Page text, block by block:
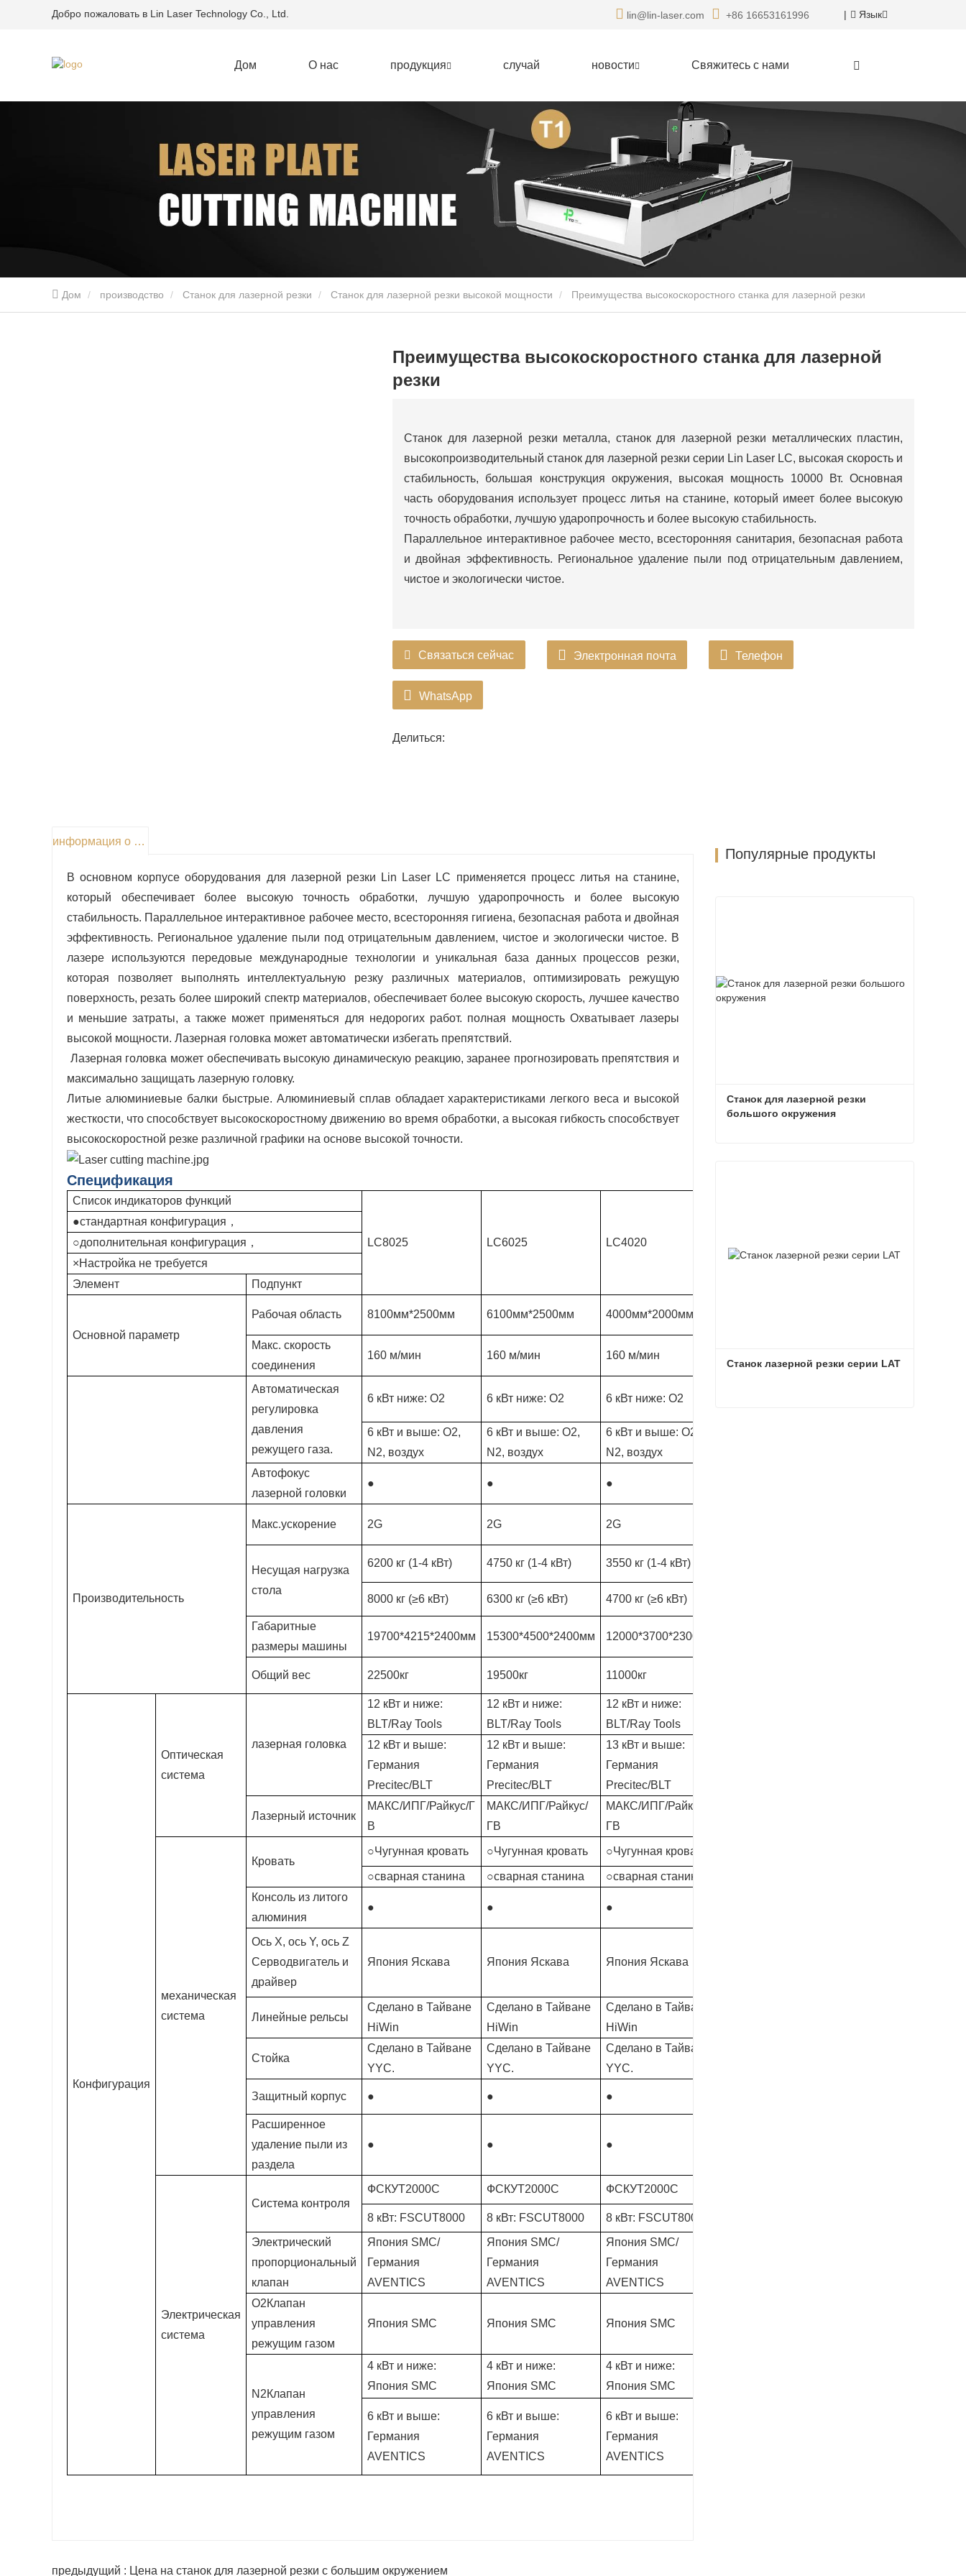
Добро пожаловать в Lin Laser Technology Co., Ltd. lin@lin-laser.com +86 16653161996 | Язык
Дом О нас продукция случай новости Свяжитесь с нами
Дом производство Станок для лазерной резки Станок для лазерной резки высокой мощности Преимущества высокоскоростного станка для лазерной резки
Преимущества высокоскоростного станка для лазерной
резки
Станок для лазерной резки металла, станок для лазерной резки металлических пластин,
высокопроизводительный станок для лазерной резки серии Lin Laser LC, высокая скорость и
стабильность, большая конструкция окружения, высокая мощность 10000 Вт. Основная
часть оборудования использует процесс литья на станине, который имеет более высокую
точность обработки, лучшую ударопрочность и более высокую стабильность.
Параллельное интерактивное рабочее место, всесторонняя санитария, безопасная работа
и двойная эффективность. Региональное удаление пыли под отрицательным давлением,
чистое и экологически чистое.
Связаться сейчас Электронная почта Телефон
WhatsApp
Делиться:
информация о продукте
В основном корпусе оборудования для лазерной резки Lin Laser LC применяется процесс литья на станине,
который обеспечивает более высокую точность обработки, лучшую ударопрочность и более высокую
стабильность. Параллельное интерактивное рабочее место, всесторонняя гигиена, безопасная работа и двойная
эффективность. Региональное удаление пыли под отрицательным давлением, чистое и экологически чистое. В
лазере используются передовые международные технологии и уникальная база данных процессов резки,
которая позволяет выполнять интеллектуальную резку различных материалов, оптимизировать режущую
поверхность, резать более широкий спектр материалов, обеспечивает более высокую скорость, лучшее качество
и меньшие затраты, а также может применяться для недорогих работ. полная мощность Охватывает лазеры
высокой мощности. Лазерная головка может автоматически избегать препятствий.
Лазерная головка может обеспечивать высокую динамическую реакцию, заранее прогнозировать препятствия и
максимально защищать лазерную головку.
Литые алюминиевые балки быстрые. Алюминиевый сплав обладает характеристиками легкого веса и высокой
жесткости, что способствует высокоскоростному движению во время обработки, а высокая гибкость способствует
высокоскоростной резке различной графики на основе высокой точности.
Спецификация
Список индикаторов функций
LC8025 LC6025 LC4020
●стандартная конфигурация，
○дополнительная конфигурация，
×Настройка не требуется
Элемент
Подпункт
Основной параметр
Рабочая область 8100мм*2500мм 6100мм*2500мм 4000мм*2000мм
Макс. скорость
соединения
160 м/мин 160 м/мин 160 м/мин
Автоматическая
регулировка
давления
режущего газа.
6 кВт ниже: O2 6 кВт ниже: O2 6 кВт ниже: O2
6 кВт и выше: O2,
N2, воздух
6 кВт и выше: O2,
N2, воздух
6 кВт и выше: O2,
N2, воздух
Автофокус
лазерной головки
● ● ●
Производительность
Макс.ускорение 2G 2G 2G
Несущая нагрузка
стола
6200 кг (1-4 кВт) 4750 кг (1-4 кВт) 3550 кг (1-4 кВт)
8000 кг (≥6 кВт) 6300 кг (≥6 кВт) 4700 кг (≥6 кВт)
Габаритные
размеры машины
19700*4215*2400мм 15300*4500*2400мм 12000*3700*2300мм
Общий вес 22500кг 19500кг 11000кг
Конфигурация
Оптическая
система
лазерная головка
12 кВт и ниже:
BLT/Ray Tools
12 кВт и ниже:
BLT/Ray Tools
12 кВт и ниже:
BLT/Ray Tools
12 кВт и выше:
Германия
Precitec/BLT
12 кВт и выше:
Германия
Precitec/BLT
13 кВт и выше:
Германия
Precitec/BLT
Лазерный источник
МАКС/ИПГ/Райкус/Г
В
МАКС/ИПГ/Райкус/
ГВ
МАКС/ИПГ/Райкус/
ГВ
механическая
система
Кровать
○Чугунная кровать ○Чугунная кровать ○Чугунная кровать
○сварная станина ○сварная станина ○сварная станина
Консоль из литого
алюминия
● ● ●
Ось X, ось Y, ось Z
Серводвигатель и
драйвер
Япония Яскава Япония Яскава Япония Яскава
Линейные рельсы
Сделано в Тайване
HiWin
Сделано в Тайване
HiWin
Сделано в Тайване
HiWin
Стойка
Сделано в Тайване
YYC.
Сделано в Тайване
YYC.
Сделано в Тайване
YYC.
Защитный корпус ● ● ●
Расширенное
удаление пыли из
раздела
● ● ●
Электрическая
система
Система контроля
ФСКУТ2000С ФСКУТ2000С ФСКУТ2000С
8 кВт: FSCUT8000 8 кВт: FSCUT8000 8 кВт: FSCUT8000
Электрический
пропорциональный
клапан
Япония SMC/
Германия
AVENTICS
Япония SMC/
Германия
AVENTICS
Япония SMC/
Германия
AVENTICS
O2Клапан
управления
режущим газом
Япония SMC Япония SMC Япония SMC
N2Клапан
управления
режущим газом
4 кВт и ниже:
Япония SMC
4 кВт и ниже:
Япония SMC
4 кВт и ниже:
Япония SMC
6 кВт и выше:
Германия
AVENTICS
6 кВт и выше:
Германия
AVENTICS
6 кВт и выше:
Германия
AVENTICS
предыдущий : Цена на станок для лазерной резки с большим окружением
Популярные продукты
Станок для лазерной резки
большого окружения
Станок лазерной резки серии LAT